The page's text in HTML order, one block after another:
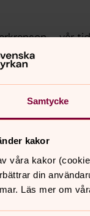
Samtycke
kakor
våra kakor
din
Läs mer om
– vår
och
Kyrkogatan